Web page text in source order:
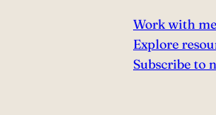
Work with me
Explore
Subscribe to